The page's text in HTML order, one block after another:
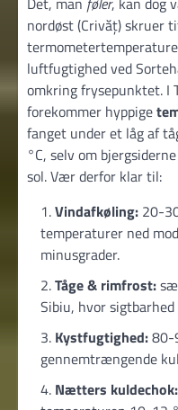
nordøst (Crivăț) skruer
luftfugtighed ved
omkring frysepunktet. I
forekommer hyppige
fanget under et låg af
°C, selv om
sol. Vær derfor klar til:
Vindafkøling: 20-
temperaturer ned
minusgrader.
Tåge & rimfrost:
Sibiu, hvor
Kystfugtighed:80-
gennemtrængende
Nætters kuldechok: